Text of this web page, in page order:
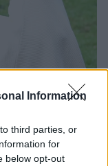
Information
third parties, or
for
below opt-out